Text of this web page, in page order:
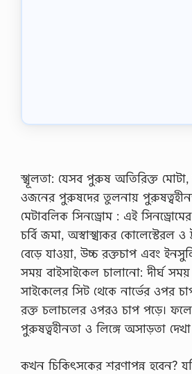
স্খূলতা: যেসব পুরুষ অতিরিক্ত মোটা,
ওজনের পুরুষদের তুলনায়
মেটাবলিক সিনড্রোম : এই সিনড্রোমের
চর্বি জমা, অস্বাস্খ্যকর কোলেস্টেরল ও
বেড়ে যাওয়া, উচ্চ রক্তচাপ এবং
সময় বাইসাইকেল চালানো: দীর্ঘ
সাইকেলের সিট থেকে নার্ভের ওপর
রক্ত চলাচলের ওপরও চাপ পড়ে।
পুরুষত্বহীনতা ও লিঙ্গে অসাড়তা দেখা
কখন চিকিৎসকের শরণাপন্ন হবেন?